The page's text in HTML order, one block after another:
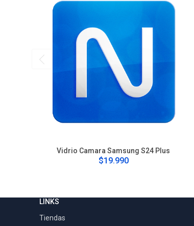
Vidrio Camara Samsung S24 Plus
$19.990
LINKS
Tiendas